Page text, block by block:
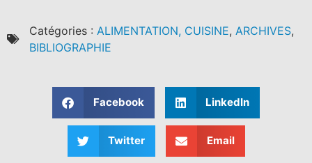
Catégories : ALIMENTATION, CUISINE, ARCHIVES,
BIBLIOGRAPHIE
Facebook LinkedIn
Twitter Email